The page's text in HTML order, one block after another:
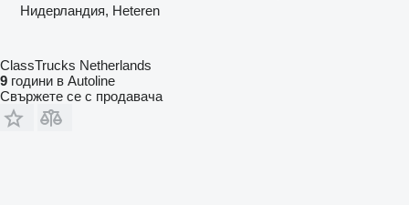
Нидерландия, Heteren
ClassTrucks Netherlands
9 години в Autoline
Свържете се с продавача